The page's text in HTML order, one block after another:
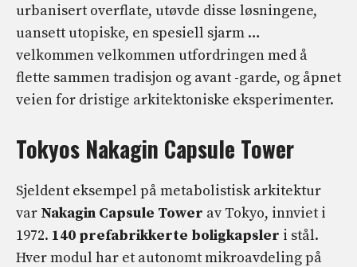
urbanisert overflate, utøvde disse løsningene,
uansett utopiske, en spesiell sjarm …
velkommen velkommen utfordringen med å
flette sammen tradisjon og avant -garde, og åpnet
veien for dristige arkitektoniske eksperimenter.
Tokyos Nakagin Capsule Tower
Sjeldent eksempel på metabolistisk arkitektur
var Nakagin Capsule Tower av Tokyo, innviet i
1972. 140 prefabrikkerte boligkapsler i stål.
Hver modul har et autonomt mikroavdeling på